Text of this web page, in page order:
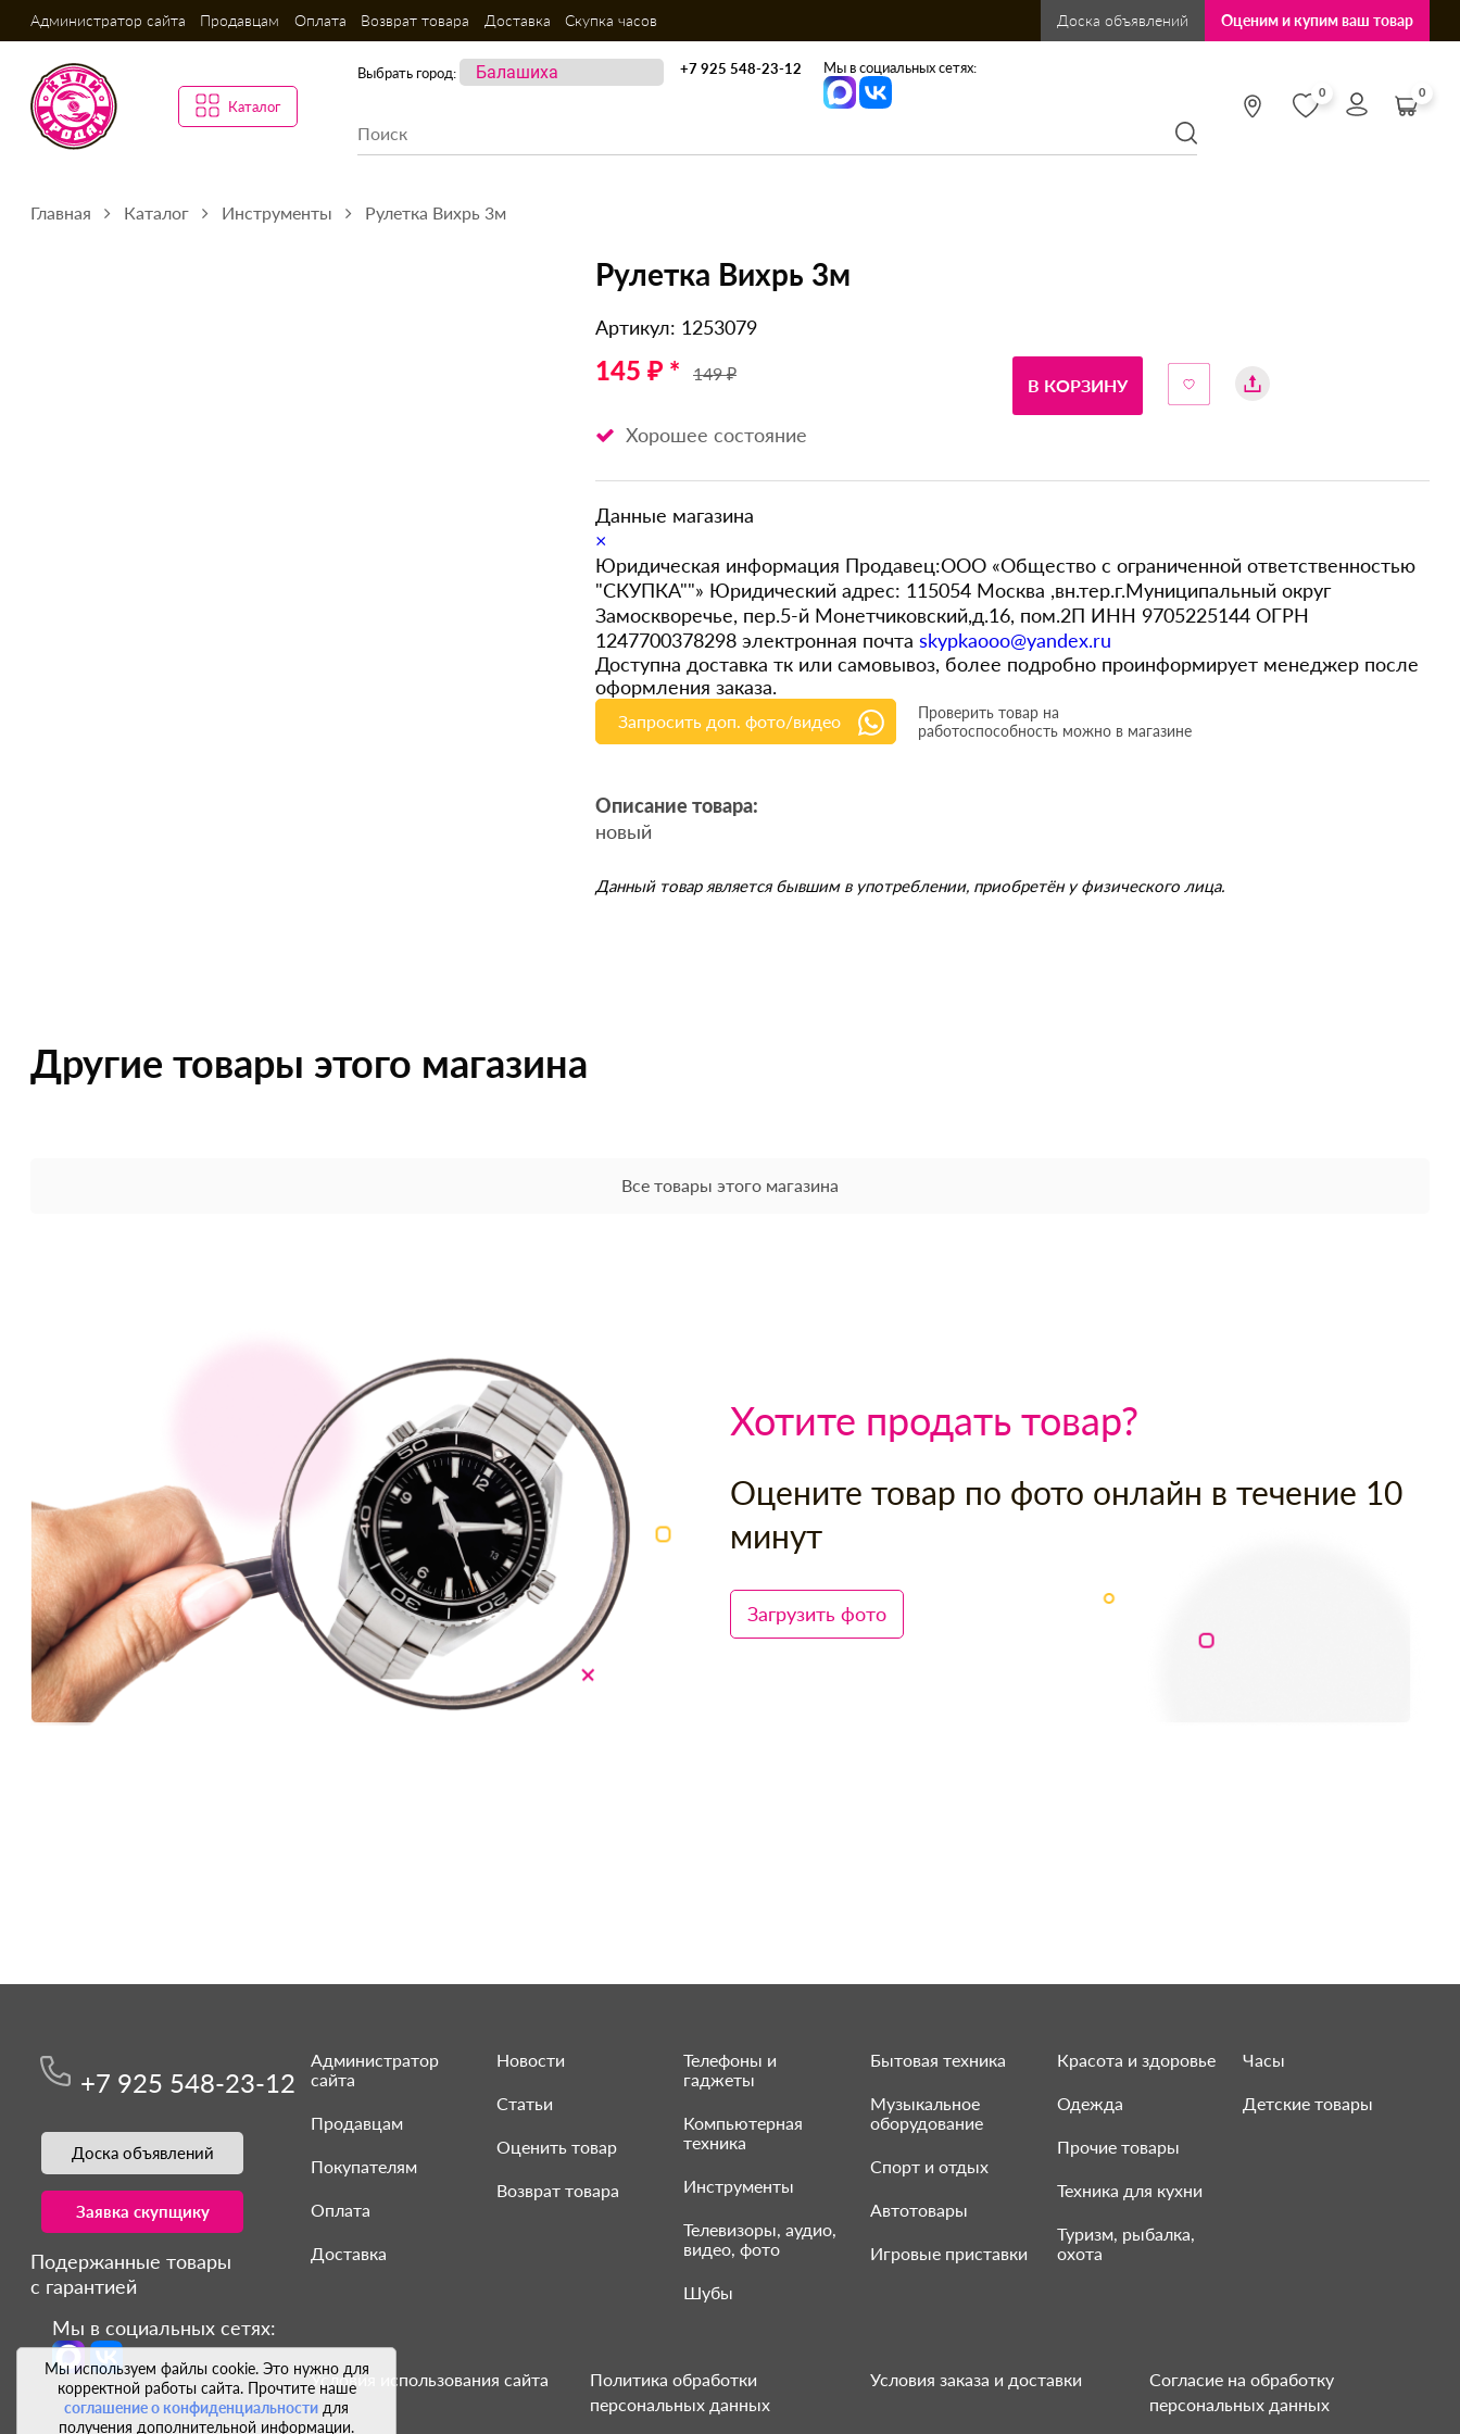
Администратор сайта Продавцам Оплата Возврат товара Доставка Скупка часов Доска объявлений Оценим и купим ваш товар
Каталог
Выбрать город: +7 925 548-23-12 Мы в социальных сетях:
0 0
Главная Каталог Инструменты Рулетка Вихрь 3м
Рулетка Вихрь 3м
Артикул: 1253079
145 ₽ * 149 ₽
Хорошее состояние
В КОРЗИНУ
Данные магазина
×
Юридическая информация Продавец:ООО «Общество с ограниченной ответственностью
"СКУПКА""» Юридический адрес: 115054 Москва ,вн.тер.г.Муниципальный округ
Замоскворечье, пер.5-й Монетчиковский,д.16, пом.2П ИНН 9705225144 ОГРН
1247700378298 электронная почта skypkaooo@yandex.ru
Доступна доставка тк или самовывоз, более подробно проинформирует менеджер после
оформления заказа.
Запросить доп. фото/видео
Проверить товар на
работоспособность можно в магазине
Описание товара:
новый
Данный товар является бывшим в употреблении, приобретён у физического лица.
Другие товары этого магазина
Все товары этого магазина
Хотите продать товар?
Оцените товар по фото онлайн в течение 10
минут
Загрузить фото
Мы используем файлы cookie. Это нужно для
корректной работы сайта. Прочтите наше
соглашение о конфиденциальности для
получения дополнительной информации.
+7 925 548-23-12
Доска объявлений
Заявка скупщику
Подержанные товары
с гарантией
Мы в социальных сетях:
Администратор
сайта
Продавцам
Покупателям
Оплата
Доставка
Новости
Статьи
Оценить товар
Возврат товара
Телефоны и
гаджеты
Компьютерная
техника
Инструменты
Телевизоры, аудио,
видео, фото
Шубы
Бытовая техника
Музыкальное
оборудование
Спорт и отдых
Автотовары
Игровые приставки
Красота и здоровье
Одежда
Прочие товары
Техника для кухни
Туризм, рыбалка,
охота
Часы
Детские товары
Условия использования сайта
Политика обработки
персональных данных
Условия заказа и доставки
Согласие на обработку
персональных данных